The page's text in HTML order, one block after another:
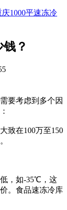
庆1000平速冻冷
？
要考虑到多个因
致在100万至150
，如-35℃，这
。食品速冻冷库